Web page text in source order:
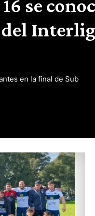
se
en la final de Sub